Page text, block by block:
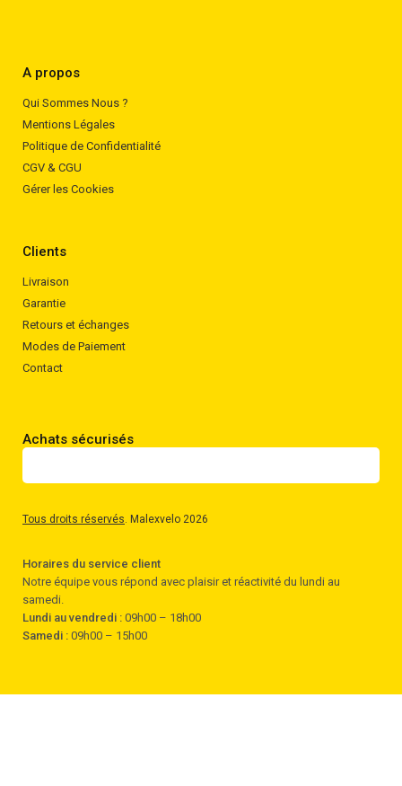
A propos
Qui Sommes Nous ?
Mentions Légales
Politique de Confidentialité
CGV & CGU
Gérer les Cookies
Clients
Livraison
Garantie
Retours et échanges
Modes de Paiement
Contact
Achats sécurisés
Tous droits réservés. Malexvelo 2026
Horaires du service client
Notre équipe vous répond avec plaisir et réactivité du lundi au
samedi.
Lundi au vendredi : 09h00 – 18h00
Samedi : 09h00 – 15h00